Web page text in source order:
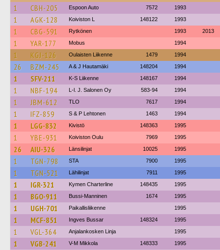
1
CBH-205 Espoon Auto 7572 1993
1 AGK-128 Koiviston L 148122 1993
1 CBG-591 Rytkönen 1993 2013
1 YAR-177 Mobus 1994
1 KGJ-126 Oulaisten Liikenne 1479 1994
26 BZM-245 A & J Hautamäki 148204 1994
1 SFV-211 K-S Liikenne 148167 1994
1 NBF-194 L-l. J. Salonen Oy 583-94 1994
1 JBM-612 TLO 7617 1994
1 IFZ-859 S & P Lehtonen 1463 1994
1 LGG-832 Kivistö 148363 1995
1 YBE-931 Koiviston Oulu 7969 1995
26 AIU-326 Länsilinjat 10025 1995
1 TGN-798 STA 7900 1995
1 TGN-521 Lähilinjat 7911 1995
1 IGR-321 Kymen Charterline 148435 1995
1 BGO-911 Bussi-Manninen 1674 1995
1 UGH-701 Paikallisliikenne 1995
1 MCF-851 Ingves Bussar 148324 1995
1 VGL-364 Anjalankosken Linja 1995
1 VGB-241 V-M Mikkola 148333 1995